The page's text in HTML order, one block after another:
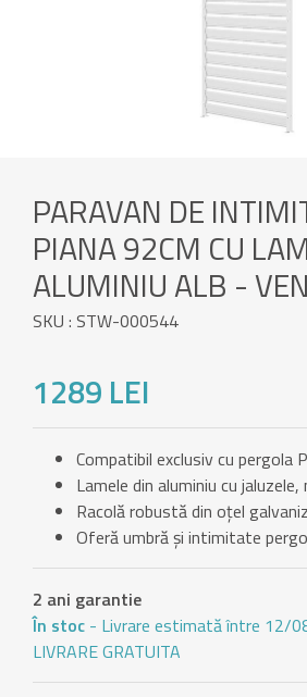
PARAVAN DE
PIANA 92CM CU
ALUMINIU ALB -
SKU : STW-000544
1289 LEI
Compatibil exclusiv cu pergola
Lamele din aluminiu cu
Racolă robustă din oțel
Oferă umbră și intimitate
2 ani garantie
În stoc - Livrare estimată între 12/
LIVRARE GRATUITA